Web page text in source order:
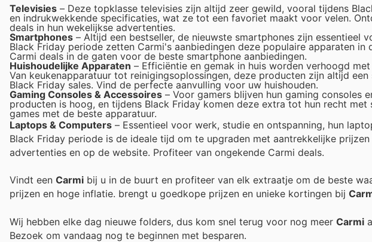
Televisies – Deze topklasse televisies zijn altijd zeer gewild, vooral tijdens
en indrukwekkende specificaties, wat ze tot een favoriet maakt voor velen.
deals in hun wekelijkse advertenties.
Smartphones – Altijd een bestseller, de nieuwste smartphones zijn essentieel
Black Friday periode zetten Carmi's aanbiedingen deze populaire apparaten
Carmi deals in de gaten voor de beste smartphone aanbiedingen.
Huishoudelijke Apparaten – Efficiëntie en gemak in huis worden verhoogd
Van keukenapparatuur tot reinigingsoplossingen, deze producten zijn altijd
Black Friday sales. Vind de perfecte aanvulling voor uw huishouden.
Gaming Consoles & Accessoires – Voor gamers blijven hun gaming consoles
producten is hoog, en tijdens Black Friday komen deze extra tot hun recht met
games met de beste apparatuur.
Laptops & Computers – Essentieel voor werk, studie en ontspanning, hun
Black Friday periode is de ideale tijd om te upgraden met aantrekkelijke
advertenties en op de website. Profiteer van ongekende Carmi deals.
Vindt een Carmi bij u in de buurt en profiteer van elk extraatje om de beste
prijzen en hoge inflatie. brengt u goedkope prijzen en unieke kortingen bij
Wij hebben elke dag nieuwe folders, dus kom snel terug voor nog meer Carmi
Bezoek om vandaag nog te beginnen met besparen.